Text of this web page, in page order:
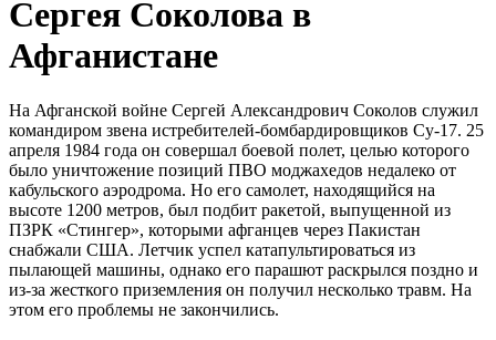
Сергея Соколова в
Афганистане
На Афганской войне Сергей Александрович Соколов служил
командиром звена истребителей-бомбардировщиков Су-17. 25
апреля 1984 года он совершал боевой полет, целью которого
было уничтожение позиций ПВО моджахедов недалеко от
кабульского аэродрома. Но его самолет, находящийся на
высоте 1200 метров, был подбит ракетой, выпущенной из
ПЗРК «Стингер», которыми афганцев через Пакистан
снабжали США. Летчик успел катапультироваться из
пылающей машины, однако его парашют раскрылся поздно и
из-за жесткого приземления он получил несколько травм. На
этом его проблемы не закончились.